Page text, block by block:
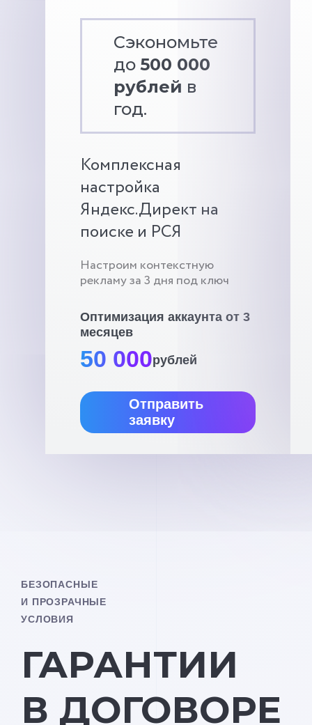
Сэкономьте
до 500 000
рублей в
год.
Комплексная
настройка
Яндекс.Директ на
поиске и РСЯ
Настроим контекстную
рекламу за 3 дня под ключ
Оптимизация аккаунта от 3
месяцев
50 000рублей
Отправить
заявку
БЕЗОПАСНЫЕ
И ПРОЗРАЧНЫЕ
УСЛОВИЯ
ГАРАНТИИ
В ДОГОВОРЕ